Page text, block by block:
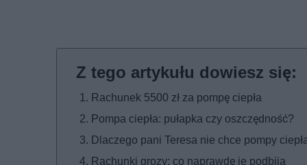
Rachunek 5500 zł za pompę ciepła
Pompa ciepła: pułapka czy oszczędność?
Dlaczego pani Teresa nie chce pompy
Rachunki grozy: co naprawdę je podbija